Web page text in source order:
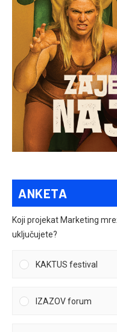
ANKETA
Koji projekat Marketing
uključujete?
KAKTUS festival
IZAZOV forum